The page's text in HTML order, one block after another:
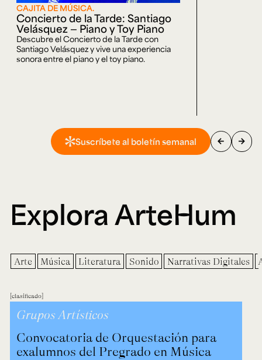
CAJITA DE MÚSICA.
Concierto de la Tarde: Santiago
Velásquez — Piano y Toy Piano
Descubre el Concierto de la Tarde con
Santiago Velásquez y vive una experiencia
sonora entre el piano y el toy piano.
Suscríbete al boletín semanal arrow_back arrow_forward
Explora ArteHum
Arte Música Literatura Sonido Narrativas Digitales
clasificado
Grupos Artísticos
Convocatoria de Orquestación para
exalumnos del Pregrado en Música